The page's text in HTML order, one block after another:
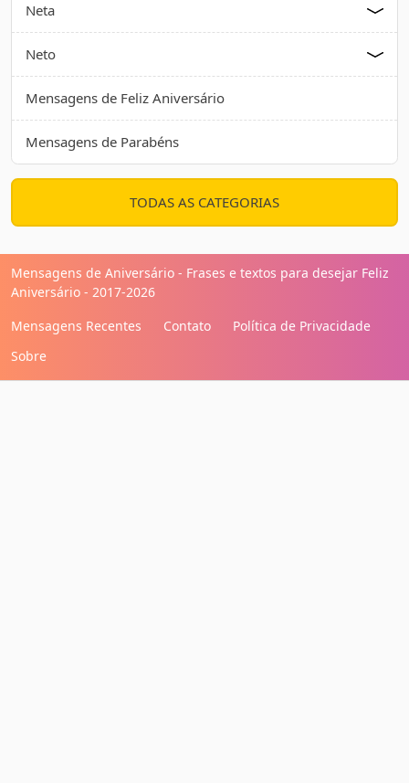
Neta
Neto
Mensagens de Feliz Aniversário
Mensagens de Parabéns
TODAS AS CATEGORIAS
Mensagens de Aniversário - Frases e textos para desejar Feliz
Aniversário - 2017-2026
Mensagens Recentes
Contato
Política de Privacidade
Sobre